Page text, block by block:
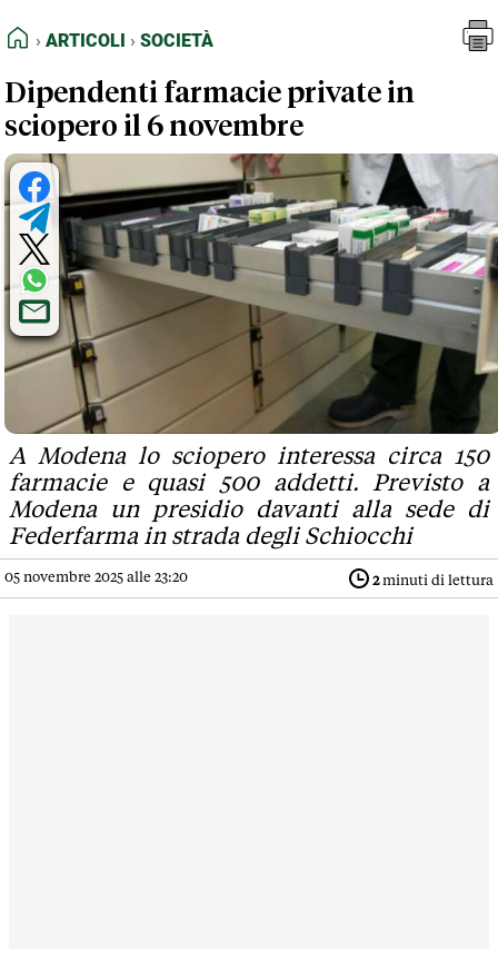
FEED RSS
NORMATIVE DEONTOLOGICHE
TERMINI e CONDIZIONI
HOME
ARTICOLI SOCIETÀ
Dipendenti farmacie private in
sciopero il 6 novembre
A Modena lo sciopero interessa circa 150
farmacie e quasi 500 addetti. Previsto a
Modena un presidio davanti alla sede di
Federfarma in strada degli Schiocchi
05 novembre 2025 alle 23:20 2minuti di lettura